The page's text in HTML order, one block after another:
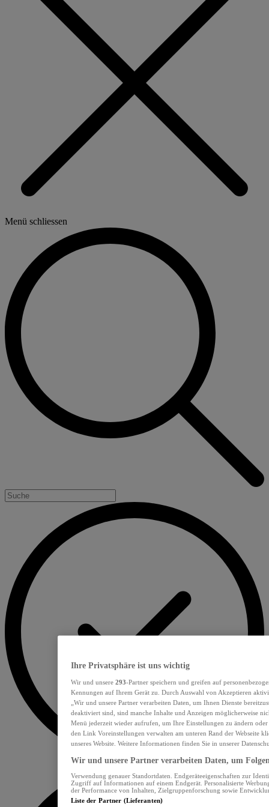
Menü schliessen
Ihre Privatsphäre ist uns wichtig
Wir und unsere 293-Partner speichern und greifen auf
Kennungen auf Ihrem Gerät zu. Durch Auswahl von Akzeptieren
„Wir und unsere Partner verarbeiten Daten, um Ihnen Dienste
deaktiviert sind, sind manche Inhalte und Anzeigen möglicherweise
Menü jederzeit wieder aufrufen, um Ihre Einstellungen zu ändern
den Link Voreinstellungen verwalten am unteren Rand der Webseite
unseres Website. Weitere Informationen finden Sie in unserer
Wir und unsere Partner verarbeiten Daten, um
Verwendung genauer Standortdaten. Endgeräteeigenschaften zur
Zugriff auf Informationen auf einem Endgerät. Personalisierte
der Performance von Inhalten, Zielgruppenforschung sowie
Liste der Partner (Lieferanten)